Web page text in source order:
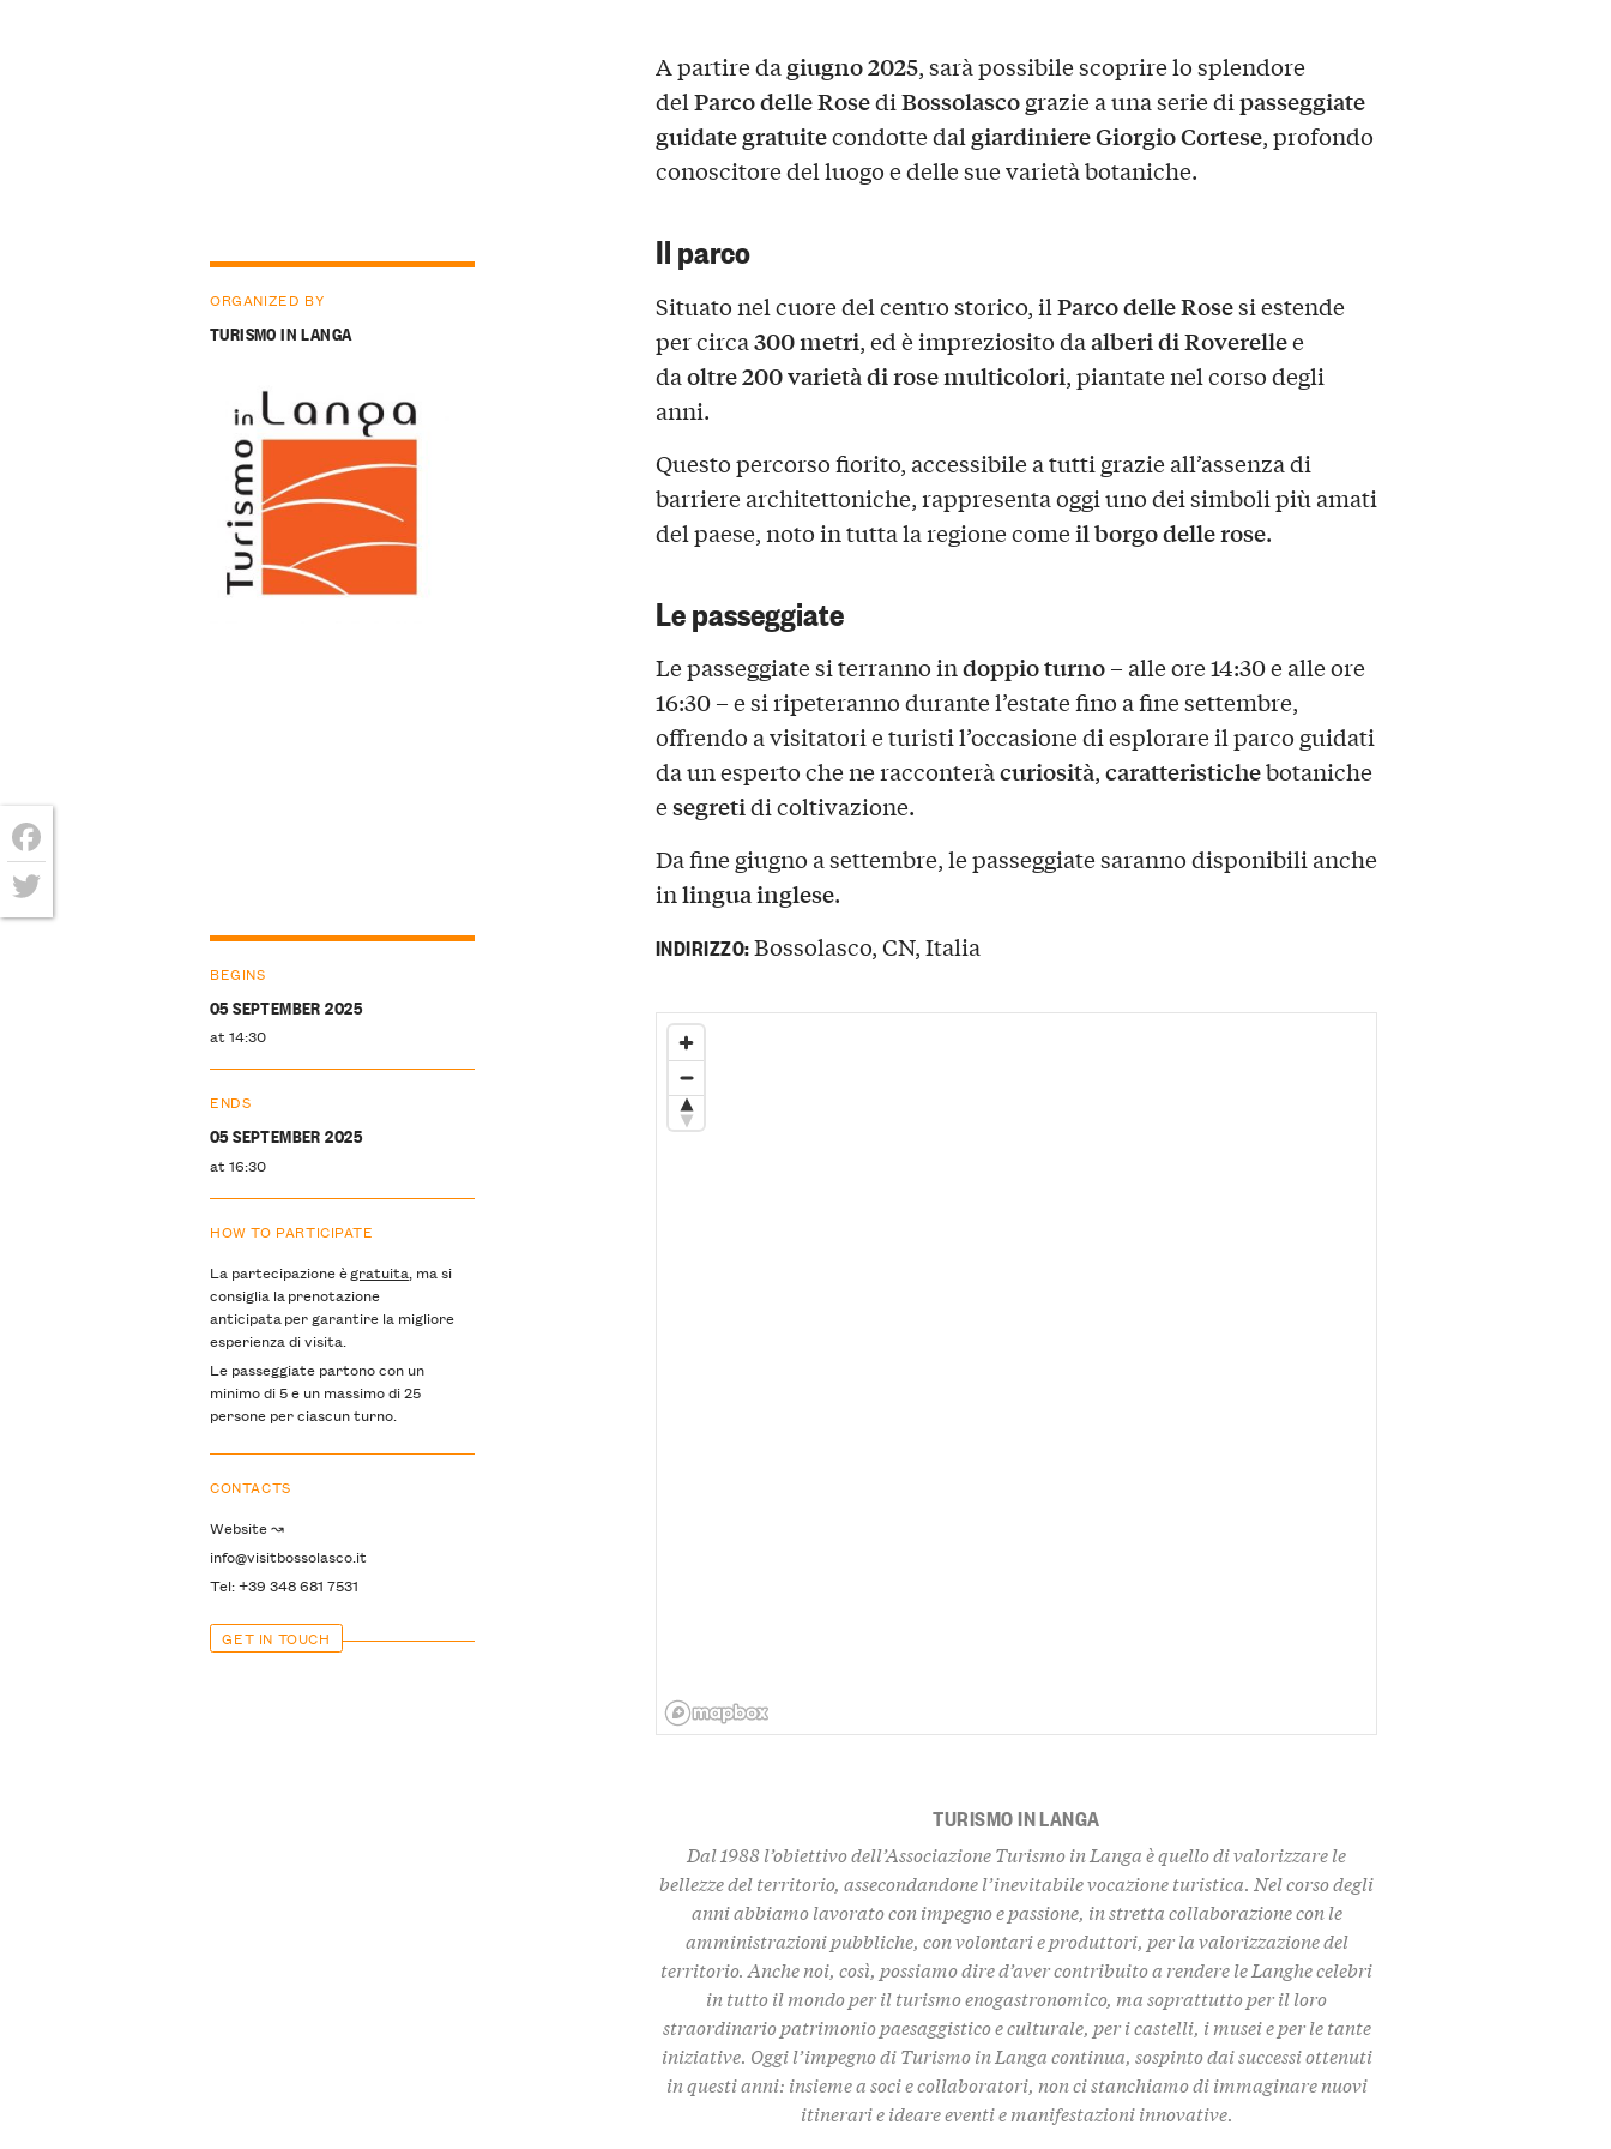
A partire da giugno 2025, sarà possibile scoprire lo splendore
delParco delle RosediBossolascograzie a una serie dipasseggiate
guidate gratuitecondotte dalgiardiniere Giorgio Cortese, profondo
conoscitore del luogo e delle sue varietà botaniche.
Il parco
Situato nel cuore del centro storico, ilParco delle Rosesi estende
per circa300 metri, ed è impreziosito daalberi di Roverellee
daoltre 200 varietà di rose multicolori, piantate nel corso degli
anni.
Questo percorso fiorito, accessibile a tutti grazie all’assenza di
barriere architettoniche, rappresenta oggi uno dei simboli più amati
del paese, noto in tutta la regione comeil borgo delle rose.
Le passeggiate
Le passeggiate si terranno indoppio turno– alle ore 14:30 e alle ore
16:30 – e si ripeteranno durante l’estate fino a fine settembre,
offrendo a visitatori e turisti l’occasione di esplorare il parco guidati
da un esperto che ne racconteràcuriosità,caratteristichebotaniche
esegretidi coltivazione.
Da fine giugno a settembre, le passeggiate saranno disponibili anche
inlingua inglese.
ORGANIZED BY
TURISMO IN LANGA
BEGINS
05 SEPTEMBER 2025
at 14:30
ENDS
05 SEPTEMBER 2025
at 16:30
HOW TO PARTICIPATE
La partecipazione ègratuita, ma si
consiglia la prenotazione
anticipata per garantire la migliore
esperienza di visita.
Le passeggiate partono con un
minimo di 5 e un massimo di 25
persone per ciascun turno.
CONTACTS
Website ↝
info@visitbossolasco.it
Tel: +39 348 681 7531
GET IN TOUCH
INDIRIZZO:Bossolasco, CN, Italia
TURISMO IN LANGA
Dal 1988 l’obiettivo dell’Associazione Turismo in Langa è quello divalorizzare le
bellezze del territorio, assecondandone l’inevitabile vocazione turistica. Nel corso degli
anni abbiamo lavorato con impegno e passione, in stretta collaborazione con le
amministrazioni pubbliche, con volontari e produttori, per la valorizzazione del
territorio. Anche noi, così, possiamo dire d’aver contribuito a rendere le Langhe celebri
in tutto il mondo per il turismo enogastronomico, ma soprattutto per il loro
straordinariopatrimonio paesaggistico e culturale, per i castelli, i museie per le tante
iniziative. Oggi l’impegno di Turismo in Langa continua, sospinto dai successi ottenuti
in questi anni: insieme a soci e collaboratori, non ci stanchiamo di immaginare nuovi
itinerari e ideare eventi e manifestazioni innovative.
Facebook
Twitter